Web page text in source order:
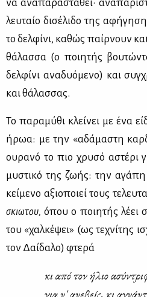
να ανα­πα­ρα­στα­θεί·
λευ­ταίο δι­σέ­λι­δο της
το δελ­φί­νι, κα­θώς παίρ­νουν
θά­λασ­σα (ο ποι­η­τής
δελ­φί­νι ανα­δυό­με­νο) και
και θά­λασ­σας.
Το πα­ρα­μύ­θι κλεί­νει με ένα
ήρωα: με την «αδά­μα­στη
ου­ρα­νό το πιο χρυ­σό αστέ­ρι
μυ­στι­κό της ζω­ής: την
κεί­με­νο αξιο­ποιεί τους
σκιω­του,όπου ο ποι­η­τής λέ­ει
του «χαλ­κέ­ψει» (ως τε­χνί­της
τον Δαί­δα­λο) φτε­ρά
κι από τον ήλιο